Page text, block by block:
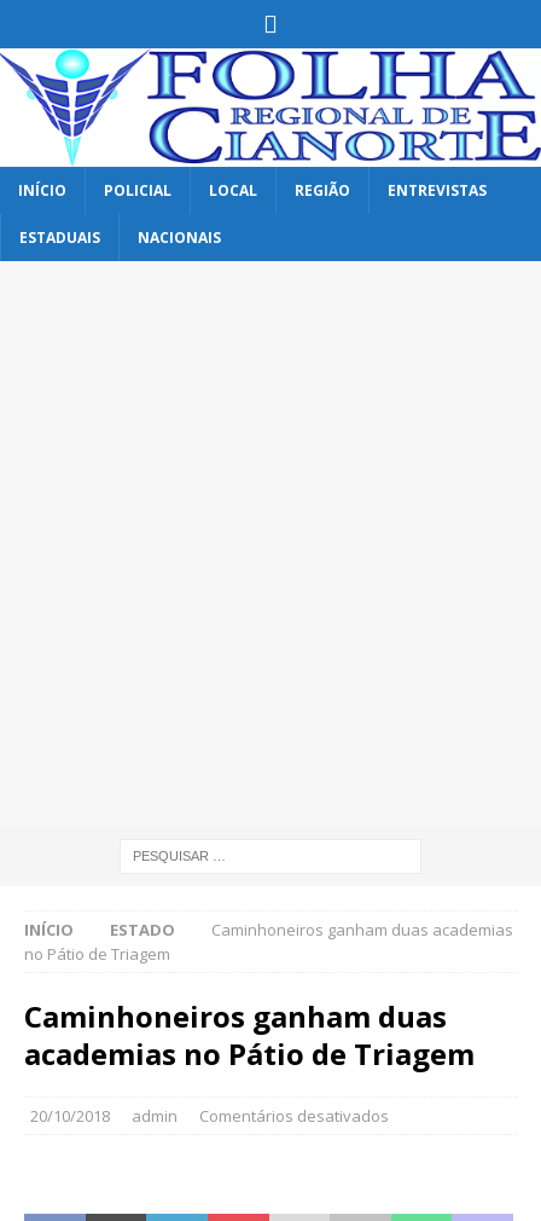
INÍCIO POLICIAL LOCAL REGIÃO ENTREVISTAS
ESTADUAIS NACIONAIS
INÍCIO ESTADO
Caminhoneiros ganham duas academias
no Pátio de Triagem
Caminhoneiros ganham duas
academias no Pátio de Triagem
20/10/2018 admin Comentários desativados